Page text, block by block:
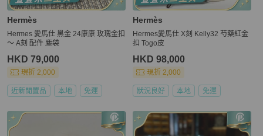
Hermès
Hermes 愛馬仕 黑金 24康康 玫瑰金扣
～ A刻 配件 塵袋
HKD 79,000
現折 2,000
近新閒置品 本地 免運
Hermès
Hermes愛馬仕 X刻 Kelly32 芍藥紅金
扣 Togo皮
HKD 98,000
現折 2,000
狀況良好 本地 免運